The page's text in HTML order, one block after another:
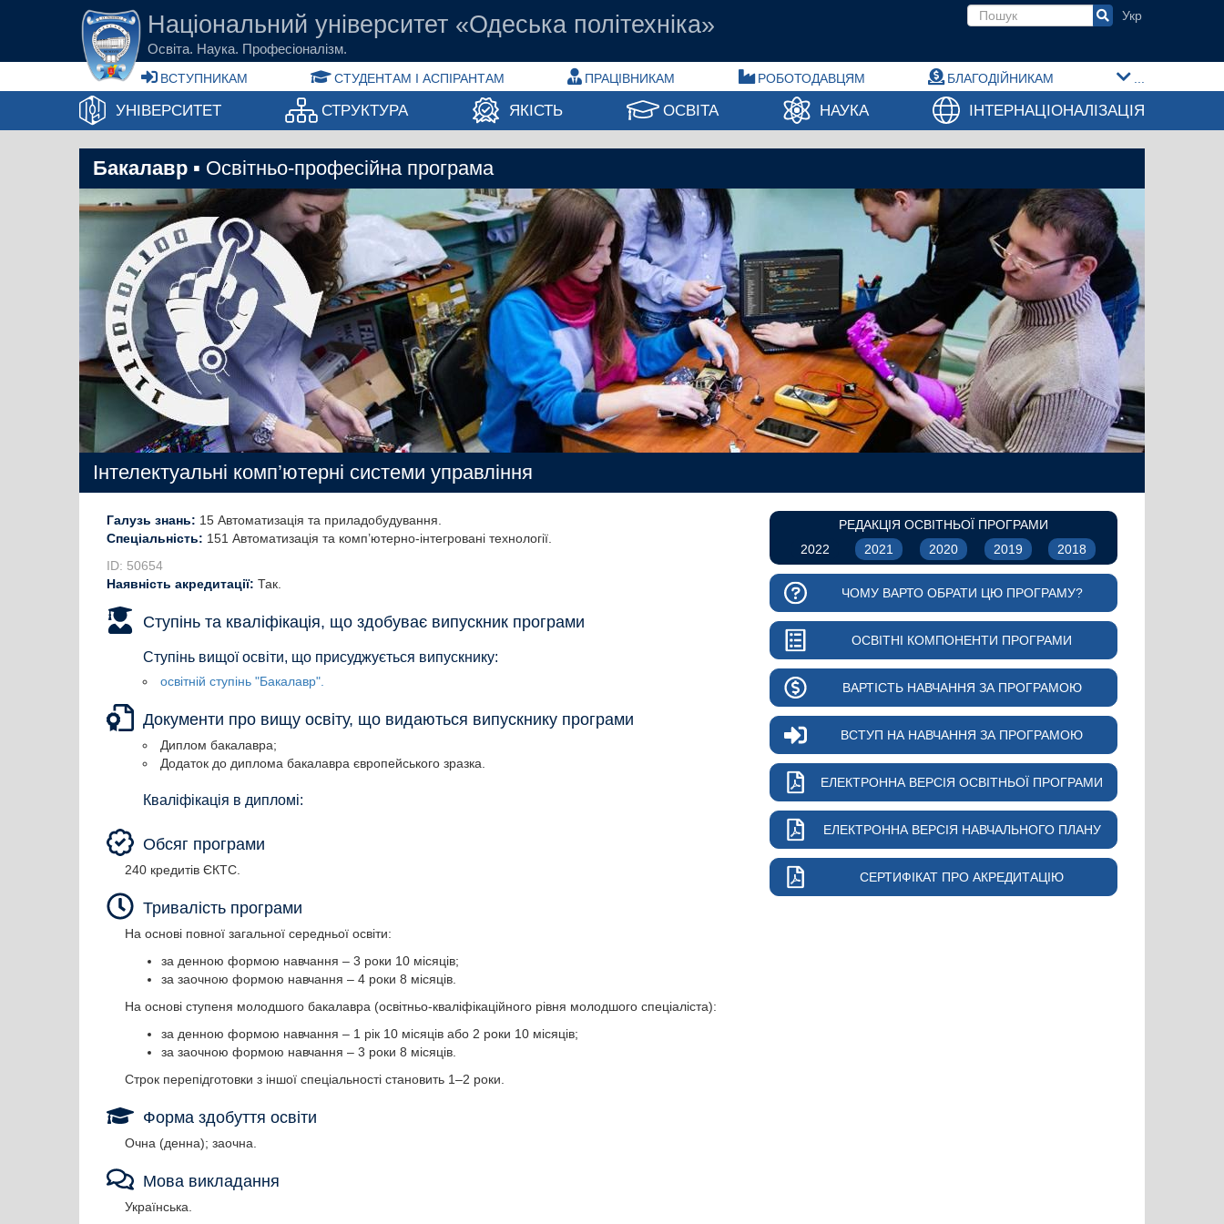
Перейти до основного вмісту
Національний університет «Одеська політехніка»
Освіта. Наука. Професіоналізм.
Пошукова форма
ВСТУПНИКАМ СТУДЕНТАМ І АСПІРАНТАМ ПРАЦІВНИКАМ РОБОТОДАВЦЯМ БЛАГОДІЙНИКАМ
УНІВЕРСИТЕТ СТРУКТУРА ЯКІСТЬ ОСВІТА НАУКА ІНТЕРНАЦІОНАЛІЗАЦІЯ
Бакалавр ▪ Освітньо-професійна програма
Інтелектуальні комп’ютерні системи управління
РЕДАКЦІЯ ОСВІТНЬОЇ ПРОГРАМИ
2022
2021 2020 2019 2018
ЧОМУ ВАРТО ОБРАТИ ЦЮ ПРОГРАМУ?
ОСВІТНІ КОМПОНЕНТИ ПРОГРАМИ
ВАРТІСТЬ НАВЧАННЯ ЗА ПРОГРАМОЮ
ВСТУП НА НАВЧАННЯ ЗА ПРОГРАМОЮ
ЕЛЕКТРОННА ВЕРСІЯ ОСВІТНЬОЇ ПРОГРАМИ
ЕЛЕКТРОННА ВЕРСІЯ НАВЧАЛЬНОГО ПЛАНУ
СЕРТИФІКАТ ПРО АКРЕДИТАЦІЮ
Галузь знань: 15 Автоматизація та приладобудування
Спеціальність: 151 Автоматизація та комп’ютерно-інтегровані технології
ID: 50654
Наявність акредитації: Так.
Ступінь та кваліфікація, що здобуває випускник програми
Ступінь вищої освіти, що присуджується випускнику:
освітній ступінь "Бакалавр".
Документи про вищу освіту, що видаються випускнику програми
Диплом бакалавра;
Додаток до диплома бакалавра європейського зразка.
Кваліфікація в дипломі:
Обсяг програми
240 кредитів ЄКТС.
Тривалість програми
На основі повної загальної середньої освіти:
за денною формою навчання – 3 роки 10 місяців;
за заочною формою навчання – 4 роки 8 місяців.
На основі ступеня молодшого бакалавра (освітньо-кваліфікаційного рівня молодшого спеціаліста):
за денною формою навчання – 1 рік 10 місяців або 2 роки 10 місяців;
за заочною формою навчання – 3 роки 8 місяців.
Строк перепідготовки з іншої спеціальності становить 1–2 роки.
Форма здобуття освіти
Очна (денна); заочна.
Мова викладання
Українська.